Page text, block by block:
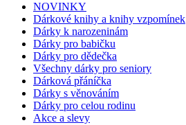
NOVINKY
Dárkové knihy a knihy vzpomínek
Dárky k narozeninám
Dárky pro babičku
Dárky pro dědečka
Všechny dárky pro seniory
Dárková přáníčka
Dárky s věnováním
Dárky pro celou rodinu
Akce a slevy